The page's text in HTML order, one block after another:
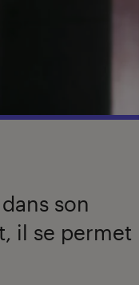
son
il se permet